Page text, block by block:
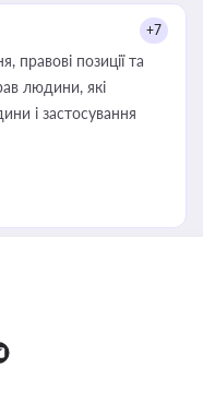
+7
правові позиції та
людини, які
і застосування